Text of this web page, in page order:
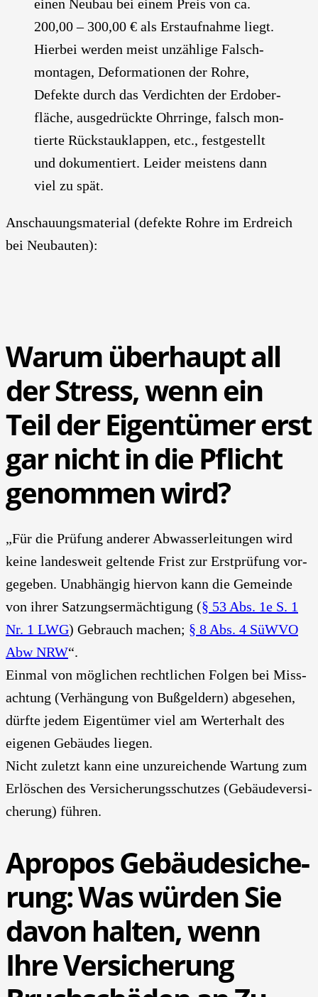
einen Neu­bau bei einem Preis von ca.
200,00 – 300,00 € als Erst­auf­nah­me liegt.
Hier­bei wer­den meist unzäh­li­ge Falsch­
mon­ta­gen, Defor­ma­tio­nen der Roh­re,
Defek­te durch das Ver­dich­ten der Erd­ober­
flä­che, aus­ge­drück­te Ohr­rin­ge, falsch mon­
tier­te Rück­stau­klap­pen, etc., fest­ge­stellt
und doku­men­tiert. Lei­der meis­tens dann
viel zu spät.
Anschau­ungs­ma­te­ri­al (defek­te Roh­re im Erd­reich
bei Neu­bau­ten):
War­um über­haupt all
der Stress, wenn ein
Teil der Eigen­tü­mer erst
gar nicht in die Pflicht
genom­men wird?
„Für die Prü­fung ande­rer Abwas­ser­lei­tun­gen wird
kei­ne lan­des­weit gel­ten­de Frist zur Erst­prü­fung vor­
ge­ge­ben. Unab­hän­gig hier­von kann die Gemein­de
von ihrer Sat­zungs­er­mäch­ti­gung (§ 53 Abs. 1e S. 1
Nr. 1 LWG) Gebrauch machen; § 8 Abs. 4 SüW­VO
Abw NRW“.
Ein­mal von mög­li­chen recht­li­chen Fol­gen bei Miss­
ach­tung (Ver­hän­gung von Buß­gel­dern) abge­se­hen,
dürf­te jedem Eigen­tü­mer viel am Wert­erhalt des
eige­nen Gebäu­des lie­gen.
Nicht zuletzt kann eine unzu­rei­chen­de War­tung zum
Erlö­schen des Ver­si­che­rungs­schut­zes (Gebäu­de­ver­si­
che­rung) füh­ren.
Apro­pos Gebäu­de­si­che­
rung: Was wür­den Sie
davon hal­ten, wenn
Ihre Ver­si­che­rung